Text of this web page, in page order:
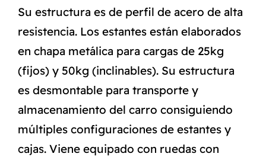
Su estructura es de perfil de acero de alta
resistencia. Los estantes están elaborados
en chapa metálica para cargas de 25kg
(fijos) y 50kg (inclinables). Su estructura
es desmontable para transporte y
almacenamiento del carro consiguiendo
múltiples configuraciones de estantes y
cajas. Viene equipado con ruedas con